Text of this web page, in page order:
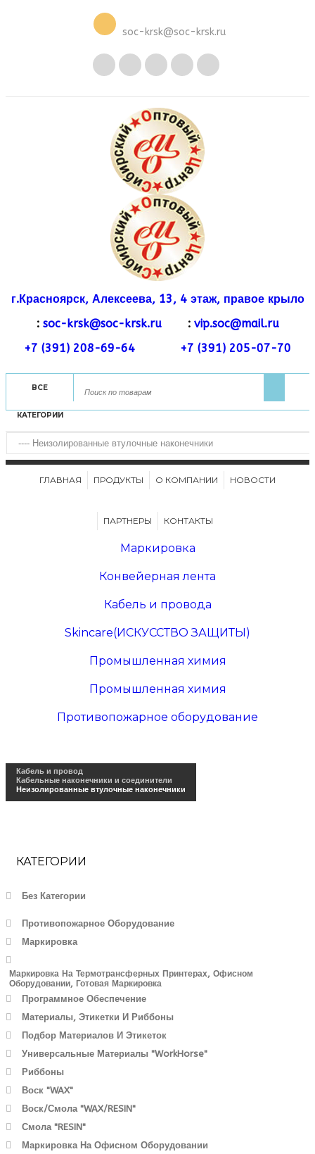
soc-krsk@soc-krsk.ru
г.Красноярск, Алексеева, 13, 4 этаж, правое крыло
:soc-krsk@soc-krsk.ru : vip.soc@mail.ru
+7 (391) 208-69-64
+7 (391) 205-07-70
ВСЕ
КАТЕГОРИИ
ГЛАВНАЯ ПРОДУКТЫ О КОМПАНИИ НОВОСТИ
ПАРТНЕРЫ КОНТАКТЫ
Маркировка
Конвейерная лента
Кабель и провода
Skincare(ИСКУССТВО ЗАЩИТЫ)
Промышленная химия
Промышленная химия
Противопожарное оборудование
Кабель и провод
Кабельные наконечники и соединители
Неизолированные втулочные наконечники
КАТЕГОРИИ
Без Категории
Противопожарное Оборудование
Маркировка
Маркировка На Термотрансферных Принтерах, Офисном
Оборудовании, Готовая Маркировка
Программное Обеспечение
Материалы, Этикетки И Риббоны
Подбор Материалов И Этикеток
Универсальные Материалы "WorkHorse"
Риббоны
Воск "WAX"
Воск/Смола "WAX/RESIN"
Смола "RESIN"
Маркировка На Офисном Оборудовании